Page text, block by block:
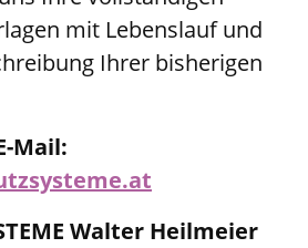
mit Lebenslauf und
Ihrer bisherigen
Mail:
Walter Heilmeier